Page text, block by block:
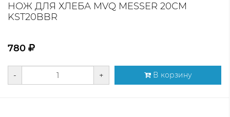
НОЖ ДЛЯ ХЛЕБА MVQ MESSER 20СМ
KST20BBR
780
- + В корзину